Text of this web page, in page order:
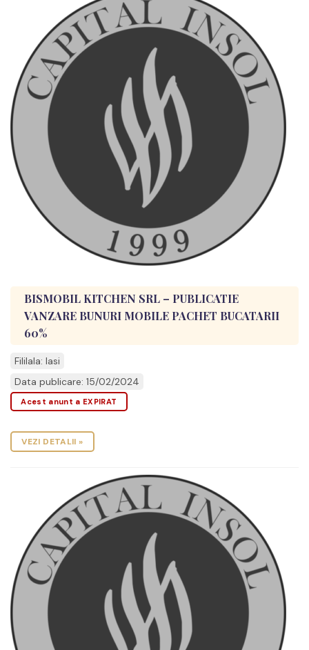
BISMOBIL KITCHEN SRL – PUBLICATIE
VANZARE BUNURI MOBILE PACHET BUCATARII
60%
Fililala: Iasi
Data publicare: 15/02/2024
Acest anunt a EXPIRAT
VEZI DETALII »